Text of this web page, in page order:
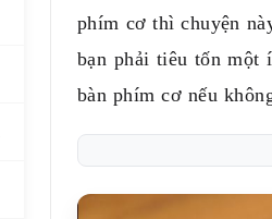
phím cơ thì chuyện
bạn phải tiêu tốn một
bàn phím cơ nếu